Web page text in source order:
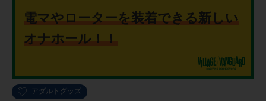
アダルトグッズ
電マやローターを装着できる新しい
オナホール！！